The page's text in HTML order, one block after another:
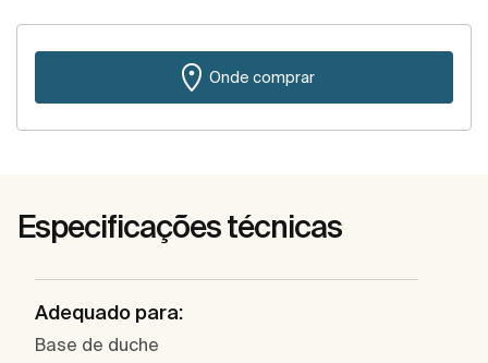
Onde comprar
Especificações técnicas
Adequado para:
Base de duche